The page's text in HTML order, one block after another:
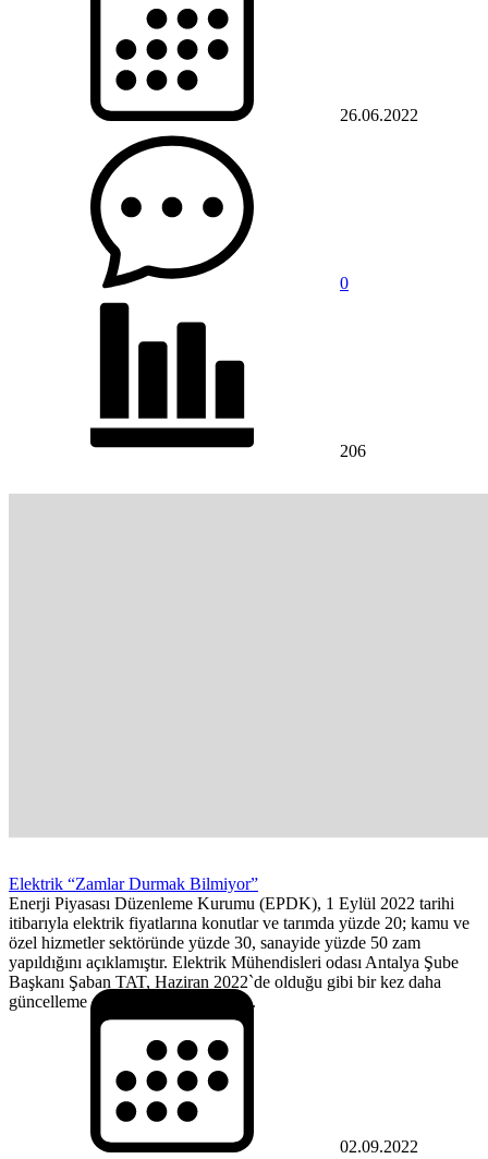
26.06.2022
0
206
Elektrik “Zamlar Durmak Bilmiyor”
Enerji Piyasası Düzenleme Kurumu (EPDK), 1 Eylül 2022 tarihi
itibarıyla elektrik fiyatlarına konutlar ve tarımda yüzde 20; kamu ve
özel hizmetler sektöründe yüzde 30, sanayide yüzde 50 zam
yapıldığını açıklamıştır. Elektrik Mühendisleri odası Antalya Şube
Başkanı Şaban TAT, Haziran 2022`de olduğu gibi bir kez daha
güncelleme dönemi olan Ekim ayı...
02.09.2022